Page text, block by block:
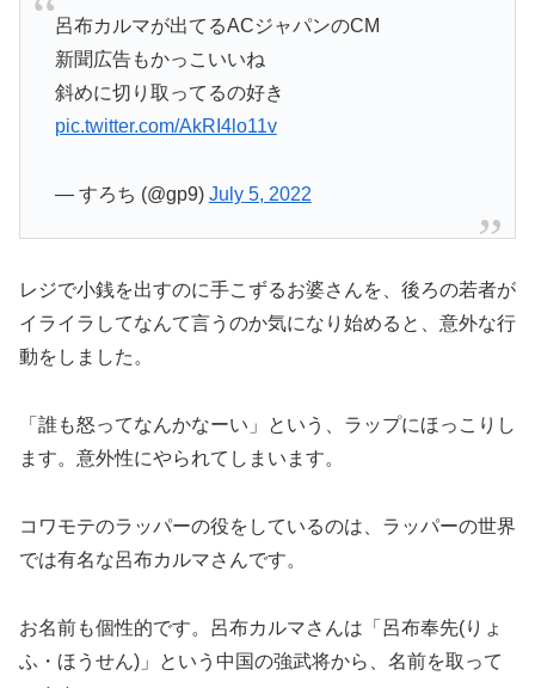
呂布カルマが出てるACジャパンのCM
新聞広告もかっこいいね
斜めに切り取ってるの好き
pic.twitter.com/AkRI4lo11v
— すろち (@gp9) July 5, 2022
レジで小銭を出すのに手こずるお婆さんを、後ろの若者が
イライラしてなんて言うのか気になり始めると、意外な行
動をしました。
「誰も怒ってなんかなーい」という、ラップにほっこりし
ます。意外性にやられてしまいます。
コワモテのラッパーの役をしているのは、ラッパーの世界
では有名な呂布カルマさんです。
お名前も個性的です。呂布カルマさんは「呂布奉先(りょ
ふ・ほうせん)」という中国の強武将から、名前を取って